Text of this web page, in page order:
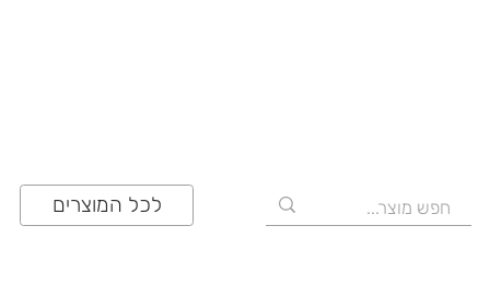
לכל המוצרים